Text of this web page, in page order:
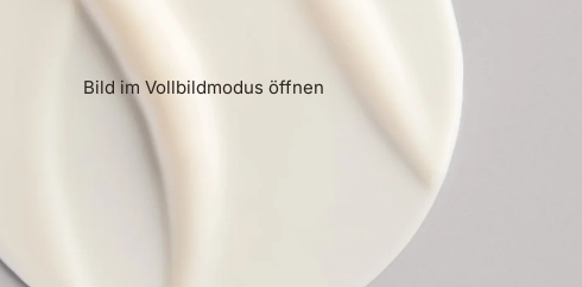
Bild im Vollbildmodus öffnen